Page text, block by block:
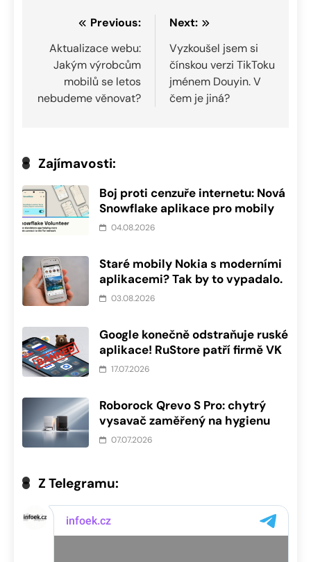
Navigace
pro
příspěvek
Previous:
Aktualizace webu:
Jakým výrobcům
mobilů se letos
nebudeme věnovat?
Next:
Vyzkoušel jsem si
čínskou verzi TikToku
jménem Douyin. V
čem je jiná?
Zajímavosti:
Boj proti cenzuře internetu: Nová
Snowflake aplikace pro mobily
04.08.2026
Staré mobily Nokia s moderními
aplikacemi? Tak by to vypadalo.
03.08.2026
Google konečně odstraňuje ruské
aplikace! RuStore patří firmě VK
17.07.2026
Roborock Qrevo S Pro: chytrý
vysavač zaměřený na hygienu
07.07.2026
Z Telegramu: